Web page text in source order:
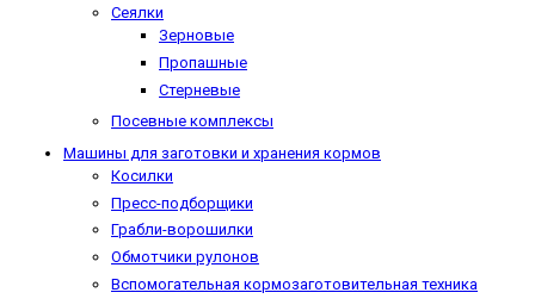
Сеялки
Зерновые
Пропашные
Стерневые
Посевные комплексы
Машины для заготовки и хранения кормов
Косилки
Пресс-подборщики
Грабли-ворошилки
Обмотчики рулонов
Вспомогательная кормозаготовительная техника